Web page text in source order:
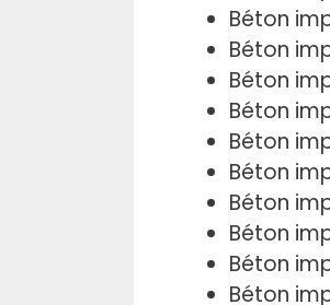
Béton
Béton
Béton
Béton
Béton
Béton
Béton
Béton
Béton
Béton